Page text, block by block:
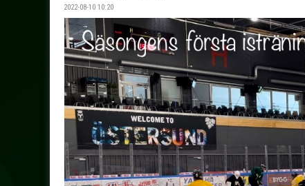
2022-08-10 10:20